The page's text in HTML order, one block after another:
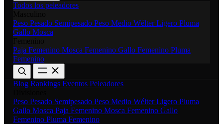
Todos los peleadores
Peso Pesado Semipesado Peso Medio WélterLigero Pluma
Gallo Mosca
Paja Femenino Mosca Femenino Gallo Femenino Pluma
Femenino
Blog Rankings Eventos Peleadores
Peso Pesado Semipesado Peso Medio WélterLigero Pluma
Gallo Mosca Paja Femenino Mosca Femenino Gallo
Femenino Pluma Femenino